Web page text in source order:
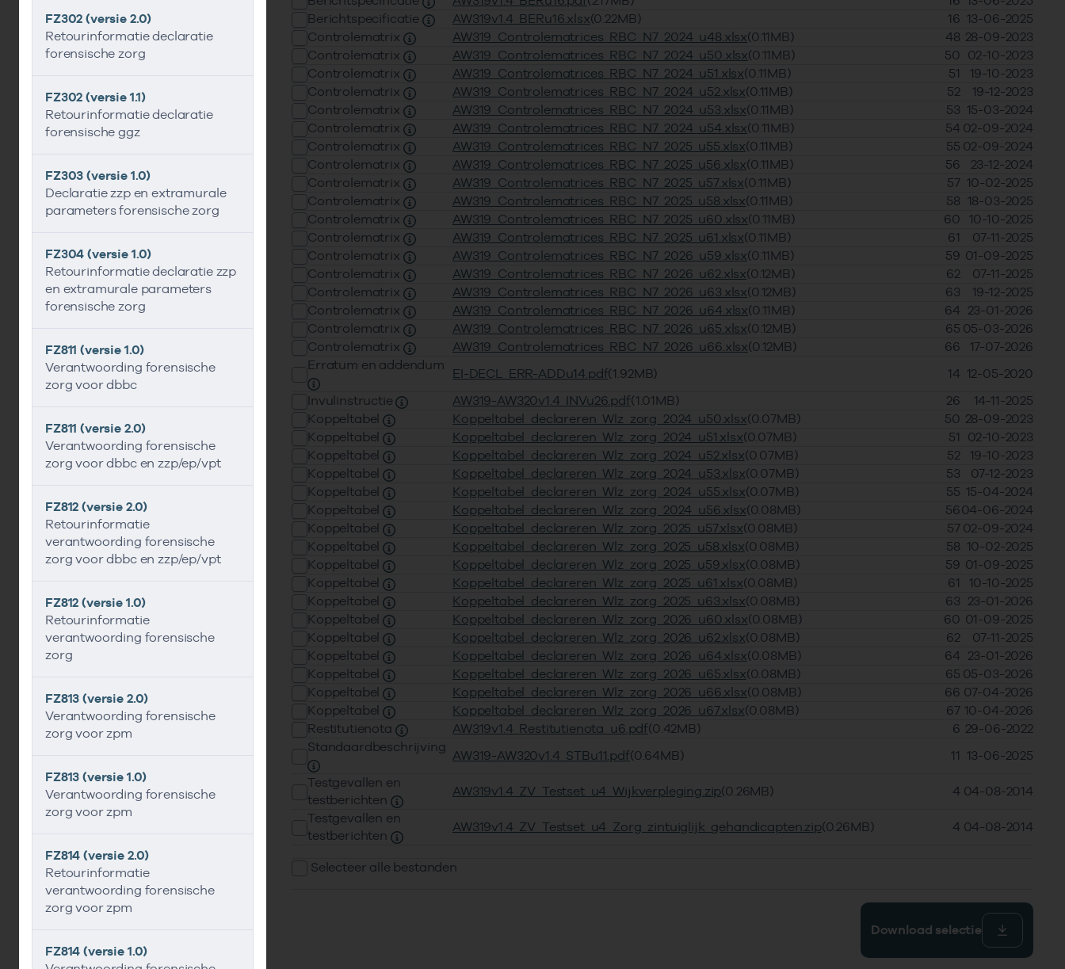
FZ302 (versie 2.0)
Retourinformatie declaratie
forensische zorg
FZ302 (versie 1.1)
Retourinformatie declaratie
forensische ggz
FZ303 (versie 1.0)
Declaratie zzp en extramurale
parameters forensische zorg
FZ304 (versie 1.0)
Retourinformatie declaratie zzp
en extramurale parameters
forensische zorg
FZ811 (versie 1.0)
Verantwoording forensische
zorg voor dbbc
FZ811 (versie 2.0)
Verantwoording forensische
zorg voor dbbc en zzp/ep/vpt
FZ812 (versie 2.0)
Retourinformatie
verantwoording forensische
zorg voor dbbc en zzp/ep/vpt
FZ812 (versie 1.0)
Retourinformatie
verantwoording forensische
zorg
FZ813 (versie 2.0)
Verantwoording forensische
zorg voor zpm
FZ813 (versie 1.0)
Verantwoording forensische
zorg voor zpm
FZ814 (versie 2.0)
Retourinformatie
verantwoording forensische
zorg voor zpm
FZ814 (versie 1.0)
Berichtspecificatie
AW319v1.4_BERu16.xlsx(0.22MB) 16 13-06-2025
Controlematrix
AW319_Controlematrices_RBC_N7_2024_u48.xlsx(0.11MB) 48 28-09-2023
Controlematrix
AW319_Controlematrices_RBC_N7_2024_u50.xlsx(0.11MB) 50 02-10-2023
Controlematrix
AW319_Controlematrices_RBC_N7_2024_u51.xlsx(0.11MB) 51
19-10-2023
Controlematrix
AW319_Controlematrices_RBC_N7_2024_u52.xlsx(0.11MB) 52
19-12-2023
Controlematrix
AW319_Controlematrices_RBC_N7_2024_u53.xlsx(0.11MB) 53 15-03-2024
Controlematrix
AW319_Controlematrices_RBC_N7_2024_u54.xlsx(0.11MB) 54 02-09-2024
Controlematrix
AW319_Controlematrices_RBC_N7_2025_u55.xlsx(0.11MB) 55 02-09-2024
Controlematrix
AW319_Controlematrices_RBC_N7_2025_u56.xlsx(0.11MB) 56
23-12-2024
Controlematrix
AW319_Controlematrices_RBC_N7_2025_u57.xlsx(0.11MB) 57 10-02-2025
Controlematrix
AW319_Controlematrices_RBC_N7_2025_u58.xlsx(0.11MB) 58 18-03-2025
Controlematrix
AW319_Controlematrices_RBC_N7_2025_u60.xlsx(0.11MB) 60
10-10-2025
Controlematrix
AW319_Controlematrices_RBC_N7_2025_u61.xlsx(0.11MB) 61
07-11-2025
Controlematrix
AW319_Controlematrices_RBC_N7_2026_u59.xlsx(0.11MB) 59 01-09-2025
Controlematrix
AW319_Controlematrices_RBC_N7_2026_u62.xlsx(0.12MB) 62
07-11-2025
Controlematrix
AW319_Controlematrices_RBC_N7_2026_u63.xlsx(0.12MB) 63
19-12-2025
Controlematrix
AW319_Controlematrices_RBC_N7_2026_u64.xlsx(0.11MB) 64 23-01-2026
Controlematrix
AW319_Controlematrices_RBC_N7_2026_u65.xlsx(0.12MB) 65 05-03-2026
Controlematrix
AW319_Controlematrices_RBC_N7_2026_u66.xlsx(0.12MB) 66
17-07-2026
Erratum en addendum
EI-DECL_ERR-ADDu14.pdf(1.92MB) 14 12-05-2020
Invulinstructie
AW319-AW320v1.4_INVu26.pdf(1.01MB) 26
14-11-2025
Koppeltabel
Koppeltabel_declareren_Wlz_zorg_2024_u50.xlsx(0.07MB) 50 28-09-2023
Koppeltabel
Koppeltabel_declareren_Wlz_zorg_2024_u51.xlsx(0.07MB) 51
02-10-2023
Koppeltabel
Koppeltabel_declareren_Wlz_zorg_2024_u52.xlsx(0.07MB) 52
19-10-2023
Koppeltabel
Koppeltabel_declareren_Wlz_zorg_2024_u53.xlsx(0.07MB) 53
07-12-2023
Koppeltabel
Koppeltabel_declareren_Wlz_zorg_2024_u55.xlsx(0.07MB) 55 15-04-2024
Koppeltabel
Koppeltabel_declareren_Wlz_zorg_2024_u56.xlsx(0.08MB) 5604-06-2024
Koppeltabel
Koppeltabel_declareren_Wlz_zorg_2025_u57.xlsx(0.08MB) 57 02-09-2024
Koppeltabel
Koppeltabel_declareren_Wlz_zorg_2025_u58.xlsx(0.08MB) 58 10-02-2025
Koppeltabel
Koppeltabel_declareren_Wlz_zorg_2025_u59.xlsx(0.08MB) 59 01-09-2025
Koppeltabel
Koppeltabel_declareren_Wlz_zorg_2025_u61.xlsx(0.08MB) 61
10-10-2025
Koppeltabel
Koppeltabel_declareren_Wlz_zorg_2025_u63.xlsx(0.08MB) 63 23-01-2026
Koppeltabel
Koppeltabel_declareren_Wlz_zorg_2026_u60.xlsx(0.08MB) 60 01-09-2025
Koppeltabel
Koppeltabel_declareren_Wlz_zorg_2026_u62.xlsx(0.08MB) 62
07-11-2025
Koppeltabel
Koppeltabel_declareren_Wlz_zorg_2026_u64.xlsx(0.08MB) 64 23-01-2026
Koppeltabel
Koppeltabel_declareren_Wlz_zorg_2026_u65.xlsx(0.08MB) 65 05-03-2026
Koppeltabel
Koppeltabel_declareren_Wlz_zorg_2026_u66.xlsx(0.08MB) 66 07-04-2026
Koppeltabel
Koppeltabel_declareren_Wlz_zorg_2026_u67.xlsx(0.08MB) 67 10-04-2026
Restitutienota
AW319v1.4_Restitutienota_u6.pdf(0.42MB) 6 29-06-2022
Standaardbeschrijving
AW319-AW320v1.4_STBu11.pdf(0.64MB) 11 13-06-2025
Testgevallen en
testberichten
AW319v1.4_ZV_Testset_u4_Wijkverpleging.zip(0.26MB) 4 04-08-2014
Testgevallen en
testberichten
AW319v1.4_ZV_Testset_u4_Zorg_zintuiglijk_gehandicapten.zip(0.26MB) 4 04-08-2014
Selecteer alle bestanden
Download selectie